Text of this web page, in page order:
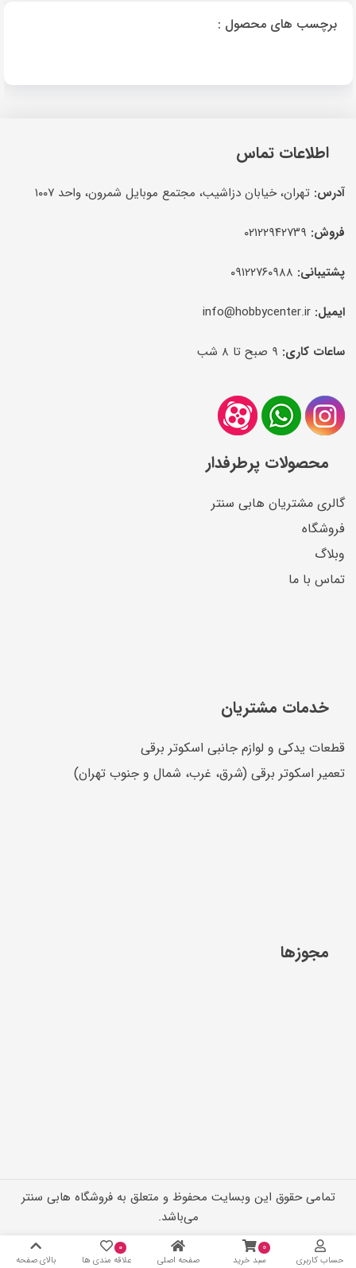
برچسب های محصول :
اطلاعات تماس
آدرس: تهران، خیابان دزاشیب، مجتمع موبایل شمرون، واحد ۱۰۰۷
فروش:
پشتیبانی:
ایمیل: info@hobbycenter.ir
ساعات کاری:
محصولات پرطرفدار
گالری مشتریان هابی سنتر
فروشگاه
وبلاگ
تماس با ما
خدمات مشتریان
قطعات یدکی و لوازم جانبی اسکوتر برقی
تعمیر اسکوتر برقی (شرق، غرب، شمال و جنوب تهران)
مجوزها
تمامی حقوق این وبسایت محفوظ و متعلق به فروشگاه هابی سنتر
می‌باشد.
حساب کاربری
۰
سبد خرید
صفحه اصلی
۰
علاقه مندی ها
بالای صفحه